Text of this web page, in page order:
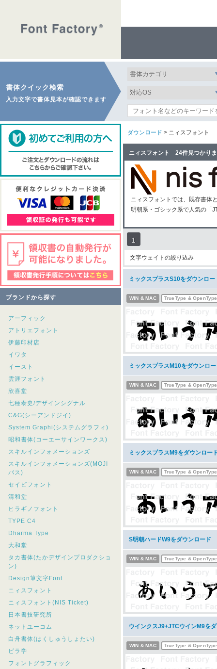
書体クイック検索
入力文字で書体見本が確認できます
ブランドから探す
アーフィック
アトリエフォント
伊藤印材店
イワタ
イースト
雲涯フォント
欣喜堂
七種泰史/デザインシグナル
C&G(シーアンドジイ)
System Graphi(システムグラフィ)
昭和書体(コーエーサインワークス)
スキルインフォメーションズ
スキルインフォメーションズ(MOJI
パス)
セイビフォント
清和堂
ヒラギノフォント
TYPE C4
Dharma Type
大和堂
タカ書体(たかデザインプロダクショ
ン)
Design筆文字Font
ニィスフォント
ニィスフォント(NIS Ticket)
日本書技研究所
ネットユーコム
白舟書体(はくしゅうしょたい)
ビラ学
フォントグラフィック
ダウンロード > ニィスフォント
ニィスフォント 24件見つかり
ニィスフォントでは、既存書体
明朝系・ゴシック系で人気の「
1
文字ウェイトの絞り込み
ミックスプラスS10をダウンロー
WIN & MAC TrueType & OpenType
ミックスプラスM10をダウンロ
WIN & MAC TrueType & OpenType
ミックスプラスM9をダウンロー
WIN & MAC TrueType & OpenType
S明朝ハードW9をダウンロード
WIN & MAC TrueType & OpenType
ウインクスJ9+JTCウインM9を
WIN & MAC TrueType & OpenType